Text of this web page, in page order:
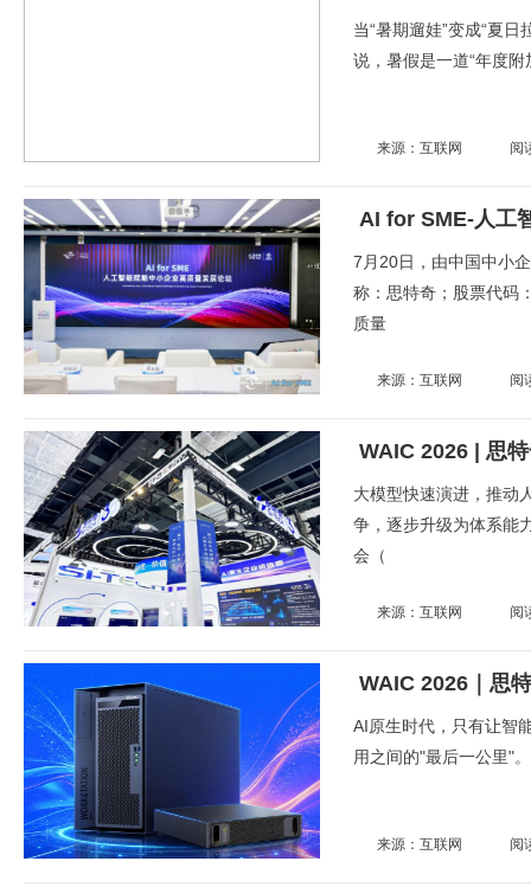
当“暑期遛娃”变成“夏
说，暑假是一道“年度
来源：互联网 阅
7月20日，由中国中小
称：思特奇；股票代码
质量
来源：互联网 阅
WAIC 2026 | 思
大模型快速演进，推动
争，逐步升级为体系能
会（
来源：互联网 阅
AI原生时代，只有让智
用之间的"最后一公里"
来源：互联网 阅